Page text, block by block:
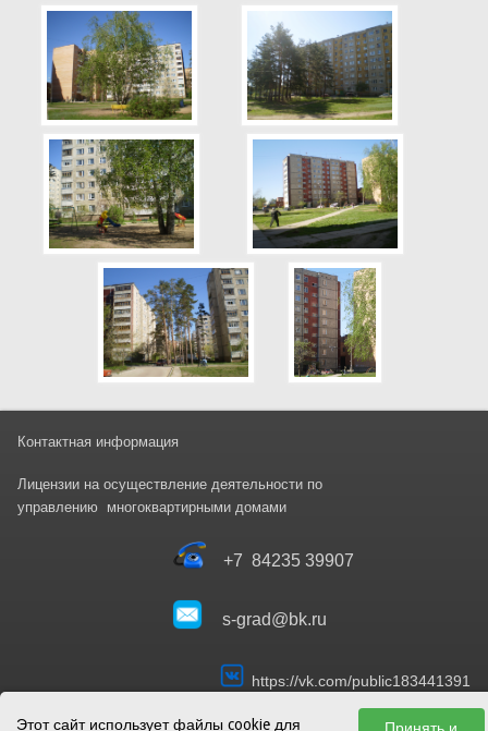
Этот сайт использует файлы cookie для
Контактная информация
Лицензии на осуществление деятельности по
управлению многоквартирными домами
+7 84235 39907
s-grad@bk.ru
https://vk.com/public183441391